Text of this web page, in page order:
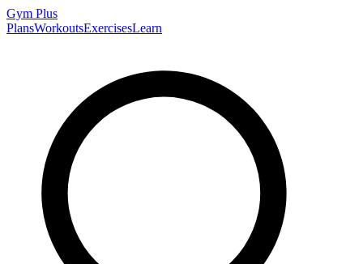
Gym Plus
PlansWorkoutsExercisesLearn